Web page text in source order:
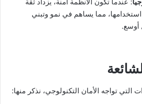
مما يساهم في نمو وتبني
أوسع.
التي تواجه الأمان التكنولوجي، نذكر منها: